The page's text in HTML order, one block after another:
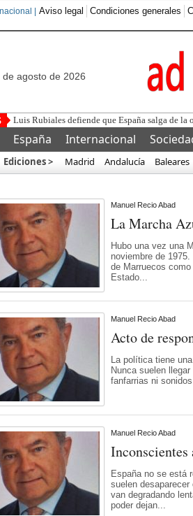
| Aviso legal Condiciones generales
de agosto de 2026
¿Para qué
España Internacional
Ediciones > Madrid Andalucía Baleares
Manuel Recio Abad
La Marcha
Hubo una vez una
noviembre de
de Marruecos
Estado...
Manuel Recio Abad
Acto de
La política tiene
Nunca suelen
fanfarrias ni
Manuel Recio Abad
España no se está
suelen
van degradando
poder dejan...